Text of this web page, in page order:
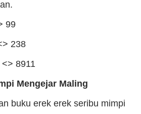
99
238
8911
Mengejar Maling
buku erek erek seribu mimpi